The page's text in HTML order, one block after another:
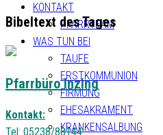
KONTAKT
PFARRTEAM
WAS TUN BEI
TAUFE
ERSTKOMMUNION
FIRMUNG
EHESAKRAMENT
KRANKENSALBUNG
Bibeltext des Tages
Pfarrbüro Inzing
Kontakt:
Tel: 05238/88144